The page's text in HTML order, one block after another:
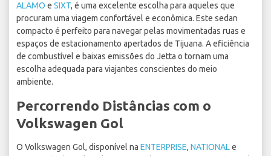
ALAMO e SIXT, é uma excelente escolha para aqueles que
procuram uma viagem confortável e econômica. Este sedan
compacto é perfeito para navegar pelas movimentadas ruas e
espaços de estacionamento apertados de Tijuana. A eficiência
de combustível e baixas emissões do Jetta o tornam uma
escolha adequada para viajantes conscientes do meio
ambiente.
Percorrendo Distâncias com o
Volkswagen Gol
O Volkswagen Gol, disponível na ENTERPRISE, NATIONALe